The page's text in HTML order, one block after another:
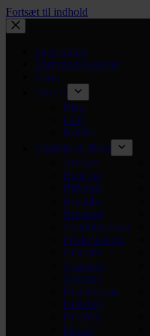
Fortsæt til indhold
Snerydning
Snerydnings regler
Priser
Om Os
Blog
FAQ
Holdet
Områder & Byer
Amager
Ballerup
Birkerød
Brøndby
Brønshøj
Charlottenlund
Frederiksberg
Gentofte
Gladsaxe
Glostrup
Hedehusene
Hellerup
Herfølge
Herlev